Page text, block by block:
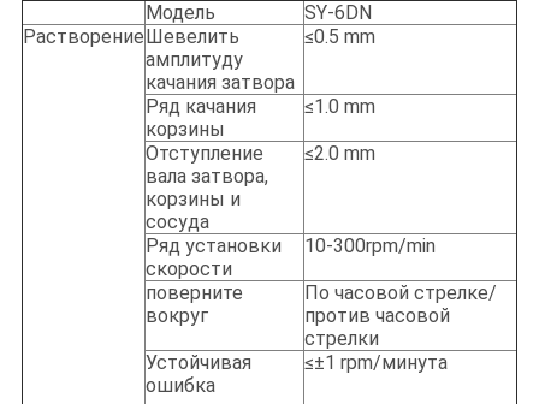
Модель
SY-6DN
Растворение Шевелить
амплитуду
качания затвора
≤0.5 mm
Ряд качания
корзины
≤1.0 mm
Отступление
вала затвора,
корзины и
сосуда
≤2.0 mm
Ряд установки
скорости
10-300rpm/min
поверните
вокруг
По часовой стрелке/
против часовой
стрелки
Устойчивая
ошибка
≤±1 rpm/минута